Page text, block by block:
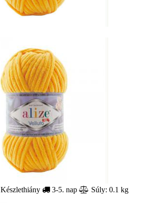
Készlethiány 3-5. nap
Súly: 0.1 kg